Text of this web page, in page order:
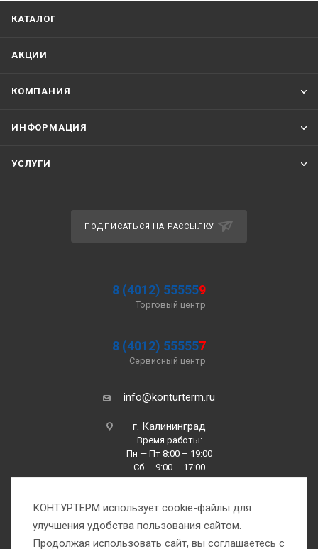
КАТАЛОГ
АКЦИИ
КОМПАНИЯ
ИНФОРМАЦИЯ
УСЛУГИ
ПОДПИСАТЬСЯ НА РАССЫЛКУ
8 (4012) 555559
Торговый центр
8 (4012) 555557
Сервисный центр
info@konturterm.ru
г. Калининград
Время работы:
Пн — Пт 8:00 – 19:00
Сб — 9:00 – 17:00
Вс —10:00 – 16:00
КОНТУРТЕРМ использует cookie-файлы для
улучшения удобства пользования сайтом.
Продолжая использовать сайт, вы соглашаетесь с